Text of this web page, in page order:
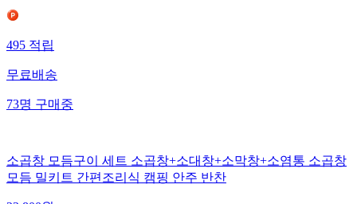
495적립
무료배송
73명구매중
소곱창 모듬구이 세트 소곱창+소대창+소막창+소염통 소곱창
모듬 밀키트 간편조리식 캠핑 안주 반찬